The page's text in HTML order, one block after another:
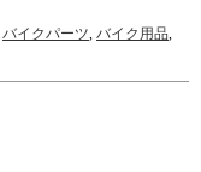
バイクパーツ, バイク用品,